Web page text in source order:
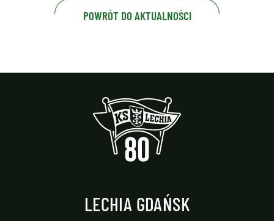
POWRÓT DO AKTUALNOŚCI
LECHIA GDAŃSK